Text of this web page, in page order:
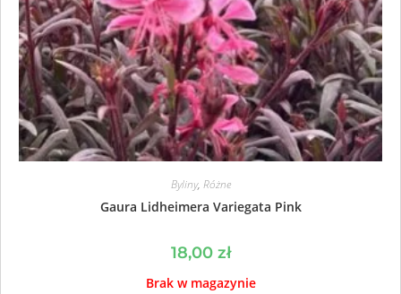
Byliny, Różne
Gaura Lidheimera Variegata Pink
18,00 zł
Brak w magazynie